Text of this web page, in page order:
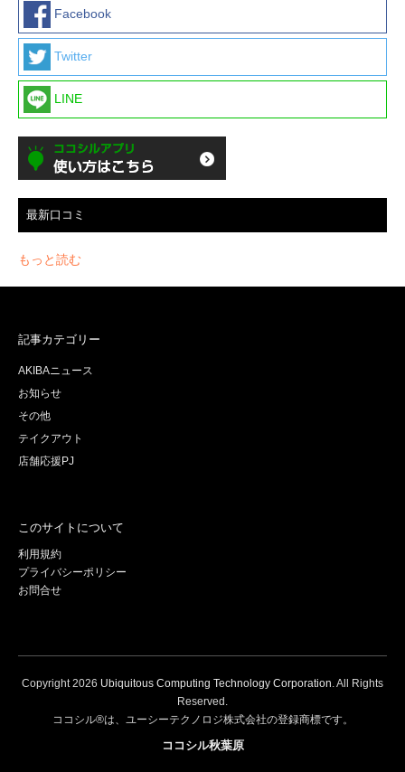
Facebook
Twitter
LINE
最新口コミ
もっと読む
記事カテゴリー
AKIBAニュース
お知らせ
その他
テイクアウト
店舗応援PJ
このサイトについて
利用規約
プライバシーポリシー
お問合せ
Copyright2026 Ubiquitous Computing Technology Corporation. All Rights
Reserved.
ココシル®は、ユーシーテクノロジ株式会社の登録商標です。
ココシル秋葉原